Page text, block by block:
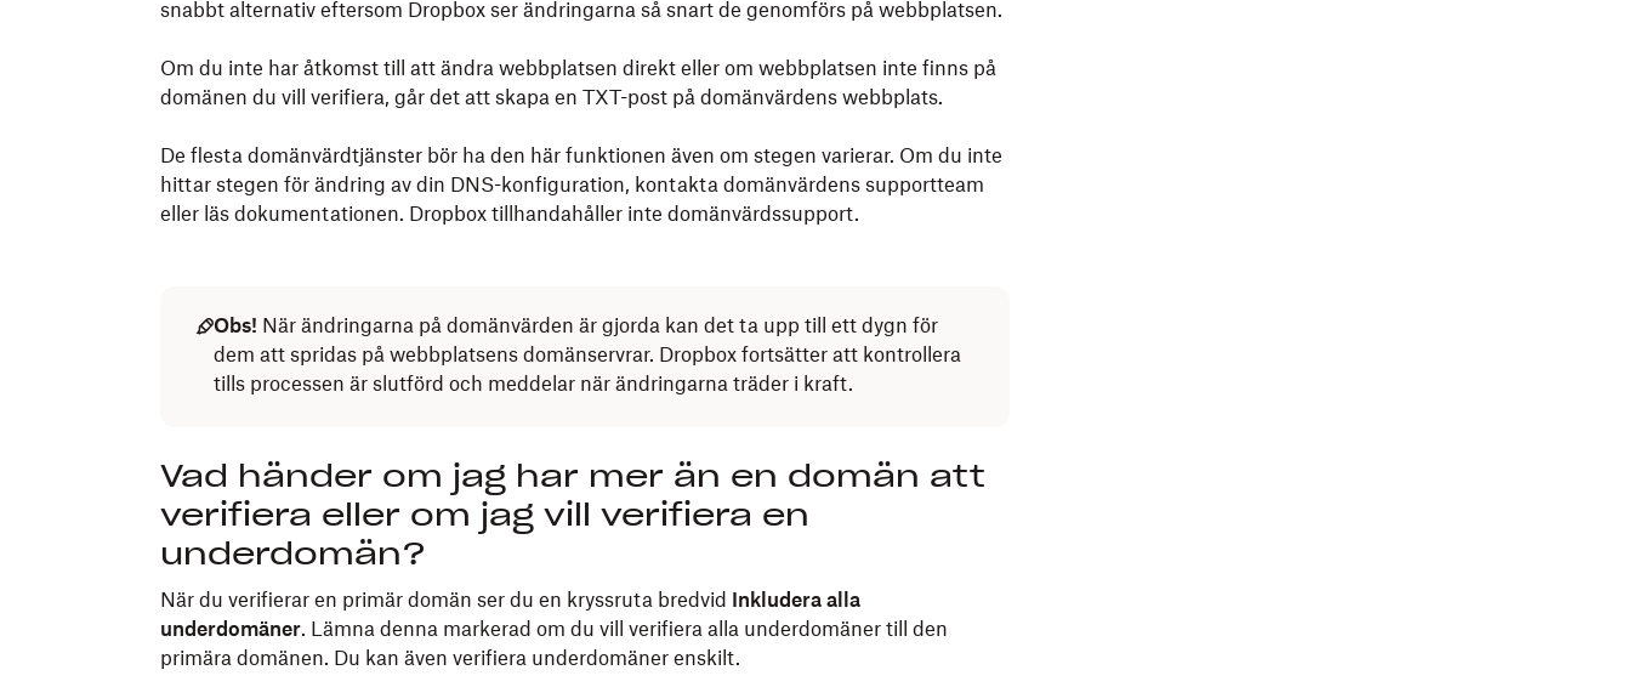
snabbt alternativ eftersom Dropbox ser ändringarna så snart de genomförs på webbplatsen.
Om du inte har åtkomst till att ändra webbplatsen direkt eller om webbplatsen inte finns på
domänen du vill verifiera, går det att skapa en TXT-post på domänvärdens webbplats.
De flesta domänvärdtjänster bör ha den här funktionen även om stegen varierar. Om du inte
hittar stegen för ändring av din DNS-konfiguration, kontakta domänvärdens supportteam
eller läs dokumentationen. Dropbox tillhandahåller inte domänvärdssupport.
Obs! När ändringarna på domänvärden är gjorda kan det ta upp till ett dygn för
dem att spridas på webbplatsens domänservrar. Dropbox fortsätter att kontrollera
tills processen är slutförd och meddelar när ändringarna träder i kraft.
Vad händer om jag har mer än en domän att
verifiera eller om jag vill verifiera en
underdomän?
När du verifierar en primär domän ser du en kryssruta bredvid Inkludera alla
underdomäner. Lämna denna markerad om du vill verifiera alla underdomäner till den
primära domänen. Du kan även verifiera underdomäner enskilt.